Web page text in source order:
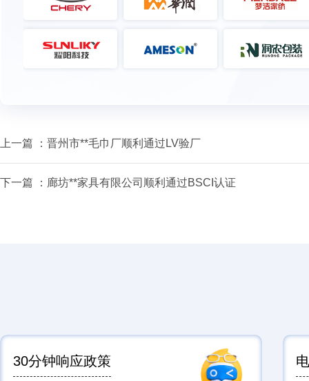
上一篇 ： 晋州市**毛巾厂顺利通过LV验厂
下一篇 ： 廊坊**家具有限公司顺利通过BSCI认证
30分钟响应政策